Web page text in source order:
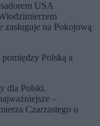
USA
na Pokojową
Polską a
dla Polski.
–
Czarzastego o